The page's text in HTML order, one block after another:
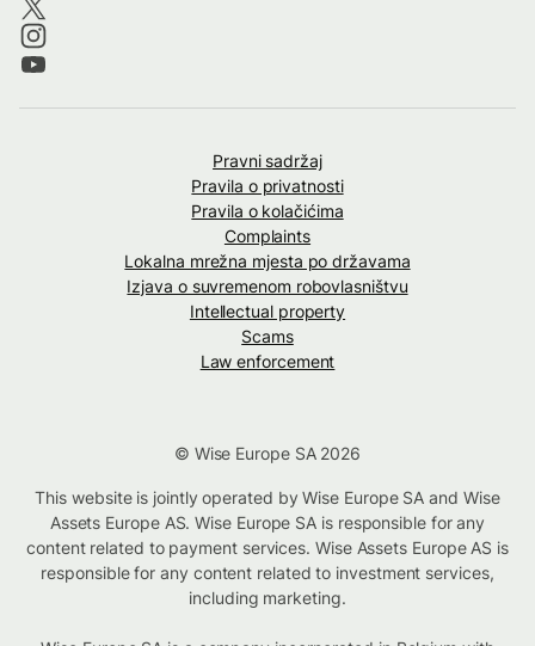
Pravni sadržaj
Pravila o privatnosti
Pravila o kolačićima
Complaints
Lokalna mrežna mjesta po državama
Izjava o suvremenom robovlasništvu
Intellectual property
Scams
Law enforcement
© Wise Europe SA 2026
This website is jointly operated by Wise Europe SA and Wise
Assets Europe AS. Wise Europe SA is responsible for any
content related to payment services. Wise Assets Europe AS is
responsible for any content related to investment services,
including marketing.